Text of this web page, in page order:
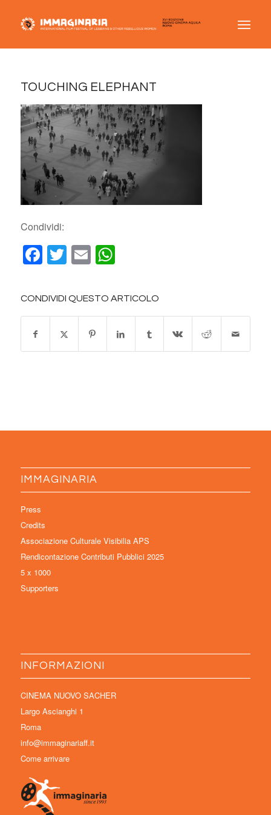
TOUCHING ELEPHANT
Condividi:
Facebook
Twitter
EmailWhatsApp
CONDIVIDI QUESTO ARTICOLO
IMMAGINARIA
Press
Credits
Associazione Culturale Visibilia APS
Rendicontazione Contributi Pubblici 2025
5 x 1000
Supporters
INFORMAZIONI
CINEMA NUOVO SACHER
Largo Ascianghi 1
Roma
info@immaginariaff.it
Come arrivare